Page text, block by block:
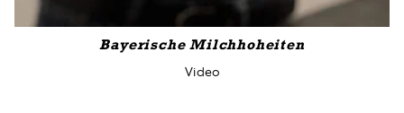
Bayerische Milchhoheiten
Video